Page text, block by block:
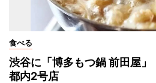
食べる
渋谷に「博多もつ鍋 前田屋
都内2号店